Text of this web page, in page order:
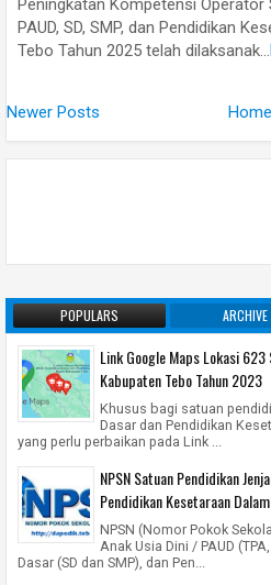
Peningkatan Kompetensi Operator
PAUD, SD, SMP, dan Pendidikan
Tebo Tahun 2025 telah dilaksanak...
Newer Posts Home
POPULARS ARCHIVE
Link Google Maps Lokasi
Kabupaten Tebo Tahun 2023
Khusus bagi satuan
Dasar dan Pendidikan
yang perlu perbaikan pada Link ...
NPSN Satuan Pendidikan
Pendidikan Kesetaraan
NPSN (Nomor Pokok
Anak Usia Dini / PAUD
Dasar (SD dan SMP), dan Pen...